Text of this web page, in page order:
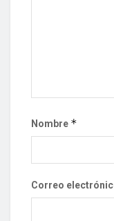
Nombre *
Correo